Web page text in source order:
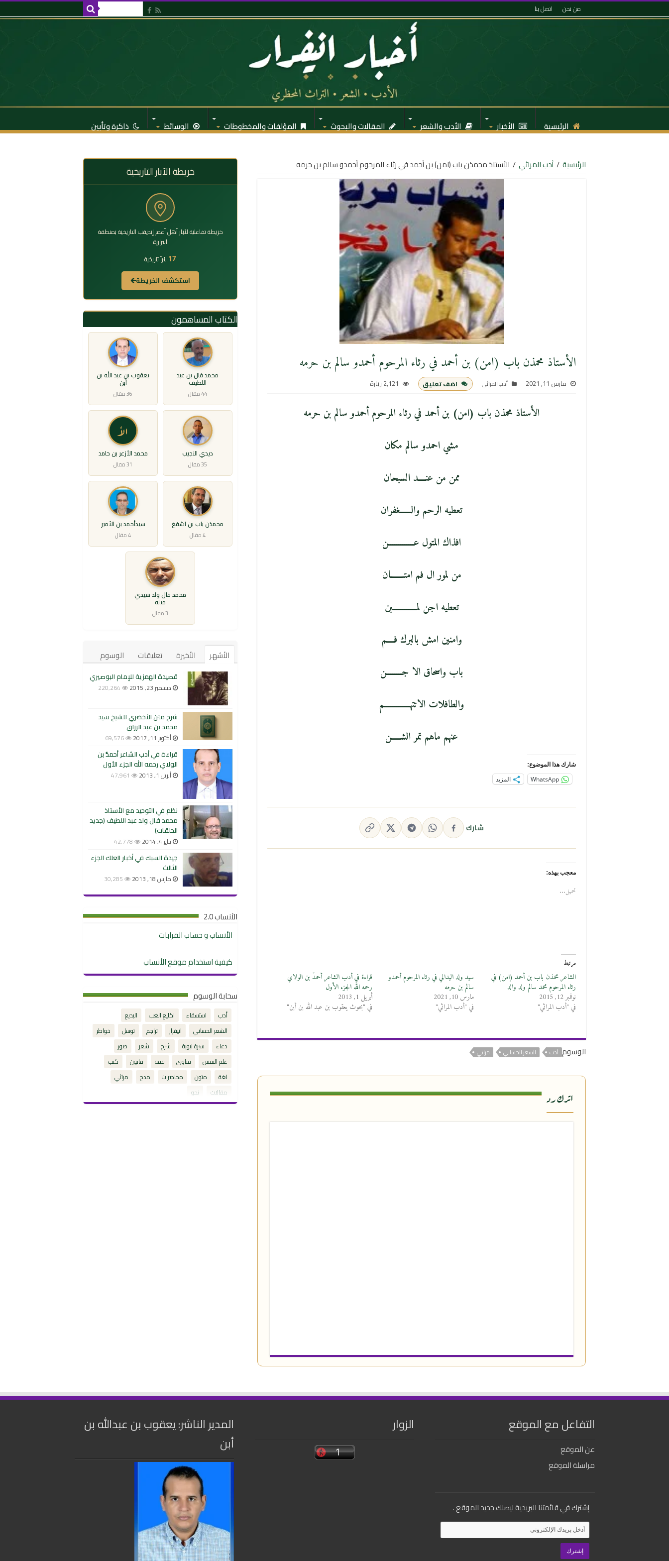
من نحن اتصل بنا
الرئيسية الأخبار الأدب والشعر المقالات والبحوث المؤلفات والمخطوطات الوسائط ذاكرة وتأبين
الرئيسية / أدب المراثي / الأستاذ محمذن باب (امن) بن أحمد في رثاء المرحوم أحمدو سالم بن حرمه
الأستاذ محمذن باب (امن) بن أحمد في رثاء المرحوم أحمدو سالم بن حرمه
مارس 11, 2021 أدب المراثي اضف تعليق 2,121 زيارة
الأستاذ محمذن باب (امن) بن أحمد في رثاء المرحوم أحمدو سالم بن حرمه
مشي احمدو سالم مكان
ممن من عنــــد السبحان
تعطيه الرحم والــــــغفران
افذاك المتول عـــــــــــــن
من لمور ال فم امتـــــــان
تعطيه اجن لمــــــــــــبن
وامنين امش بالبرك فــــم
باب واسحاق الا جــــــــن
والطافلات الاتتهـــــــــــــم
عنهم ماهم تمر الشـــــن
شارك هذا الموضوع:
WhatsApp المزيد
شارك
معجب بهذه:
تحميل...
مرتبط
الشاعر محمذن باب بن أحمد (امن) في
رثاء المرحوم محمد سالم ولد والد
نوفمبر 12, 2015
في "أدب المراثي"
سيد ولد اليدالي في رثاء المرحوم أحمدو
سالم بن حرمه
مارس 10, 2021
في "أدب المراثي"
قراءة في أدب الشاعر أحمدُّ بن الولاي
رحمه الله الجزء الأول
أبريل 1, 2013
في "بحوث يعقوب بن عبد الله بن أبن"
الوسوم أدب الشعر الحساني مراثي
اترك رد
خريطة الآبار التاريخية
خريطة تفاعلية لآبار أهل أعمر إيديقب التاريخية بمنطقة
الترارزة
17 بئراً تاريخية
استكشف الخريطة
الكتاب المساهمون
محمد فال بن عبد
اللطيف
44 مقال
يعقوب بن عبد الله بن
أبن
36 مقال
ديدي النجيب
35 مقال
الأ
محمد الأزعر بن حامد
31 مقال
محمذن باب بن اشفغ
4 مقال
سيدأحمد بن الأمير
4 مقال
محمد فال ولد سيدي
ميله
3 مقال
الأشهر الأخيرة تعليقات الوسوم
قصيدة الهمزية للإمام البوصيري
ديسمبر 23, 2015 220,264
شرح متن الأخضري للشيخ سيد
محمد بن عبد الرزاق
أكتوبر 11, 2017 69,576
قراءة في أدب الشاعر أحمدُّ بن
الولاي رحمه الله الجزء الأول
أبريل 1, 2013 47,961
نظم في التوحيد مع الأستاذ
محمد فال ولد عبد اللطيف (جديد
الحلقات)
يناير 4, 2014 42,778
جيدة السبك في أخبار العلك الجزء
الثالث
مارس 18, 2013 30,285
الأنساب 2.0
الأنساب و حساب القرابات
كيفية استخدام موقع الأنساب
سحابة الوسوم
أدب استسقاء اكليع الغب
البديع
الشعر الحساني
انيفرار تراجم توسل
خواطر
دعاء
سيرة نبوية شرح شعر
صور
علم النفس
فتاوى فقه قانون
كتب
لغة
متون محاضرات مدح
مراثي
مقالات
نحو
التفاعل مع الموقع
عن الموقع
مراسلة الموقع
إشترك في قائمتنا البريدية ليصلك جديد الموقع .
الزوار
المدير الناشر: يعقوب بن عبدالله بن
أبن